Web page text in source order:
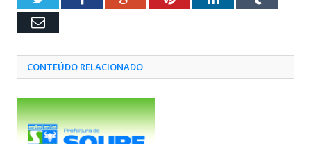
Email
CONTEÚDO RELACIONADO